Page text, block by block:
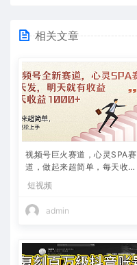
相关文章
视频号巨火赛道，心灵SPA赛
道，做起来超简单，每天收益
800+
短视频
admin